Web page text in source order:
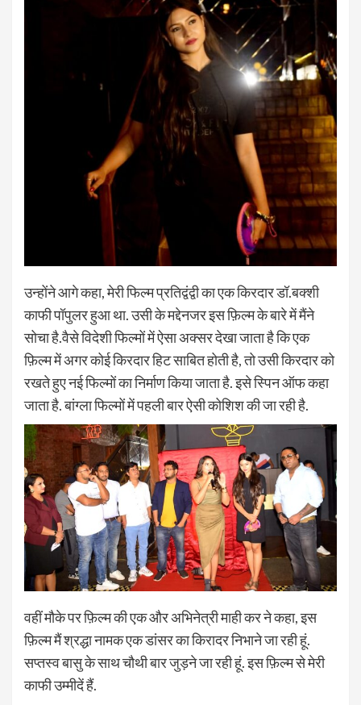
उन्होंने आगे कहा, मेरी फिल्म प्रतिद्वंद्वी का एक किरदार डॉ.बक्शी
काफी पॉपुलर हुआ था. उसी के मद्देनजर इस फ़िल्म के बारे में मैंने
सोचा है.वैसे विदेशी फिल्मों में ऐसा अक्सर देखा जाता है कि एक
फ़िल्म में अगर कोई किरदार हिट साबित होती है, तो उसी किरदार को
रखते हुए नई फिल्मों का निर्माण किया जाता है. इसे स्पिन ऑफ कहा
जाता है. बांग्ला फिल्मों में पहली बार ऐसी कोशिश की जा रही है.
वहीं मौके पर फ़िल्म की एक और अभिनेत्री माही कर ने कहा, इस
फ़िल्म मैं श्रद्धा नामक एक डांसर का किरादर निभाने जा रही हूं.
सप्तस्व बासु के साथ चौथी बार जुड़ने जा रही हूं. इस फ़िल्म से मेरी
काफी उम्मीदें हैं.